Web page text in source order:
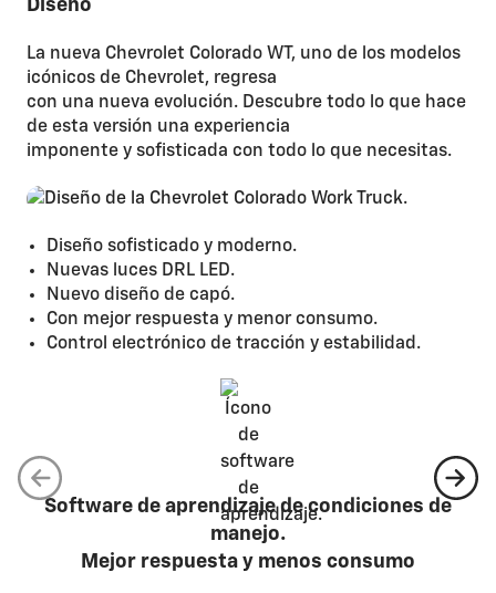
Diseño
La nueva Chevrolet Colorado WT, uno de los modelos
icónicos de Chevrolet, regresa
con una nueva evolución. Descubre todo lo que hace
de esta versión una experiencia
imponente y sofisticada con todo lo que necesitas.
Diseño sofisticado y moderno.
Nuevas luces DRL LED.
Nuevo diseño de capó.
Con mejor respuesta y menor consumo.
Control electrónico de tracción y estabilidad.
Software de aprendizaje de condiciones de
manejo.
Mejor respuesta y menos consumo